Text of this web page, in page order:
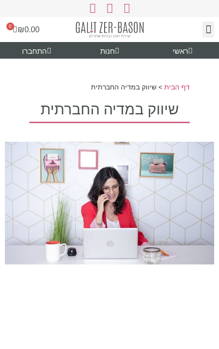
₪0.00
0
ראשי חנות התחברו
דף הבית > שיווק במדיה החברתית
שיווק במדיה החברתית